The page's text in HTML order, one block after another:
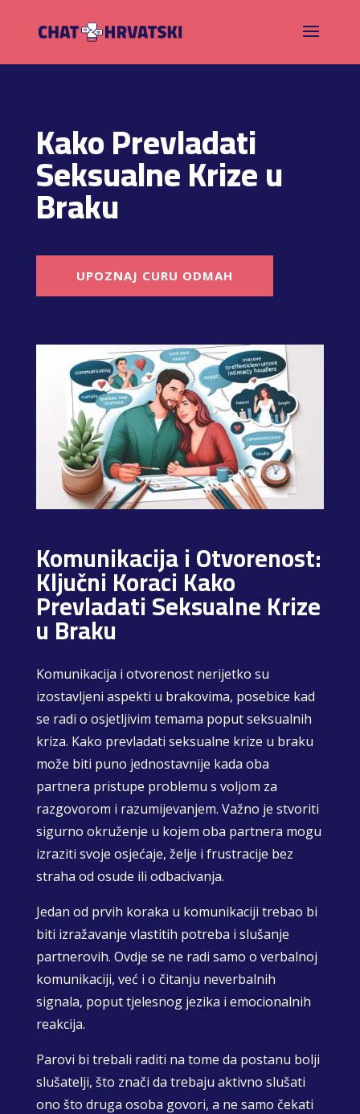
Kako Prevladati
Seksualne Krize u
Braku
UPOZNAJ CURU ODMAH
Komunikacija i Otvorenost:
Ključni Koraci Kako
Prevladati Seksualne Krize
u Braku
Komunikacija i otvorenost nerijetko su
izostavljeni aspekti u brakovima, posebice kad
se radi o osjetljivim temama poput seksualnih
kriza. Kako prevladati seksualne krize u braku
može biti puno jednostavnije kada oba
partnera pristupe problemu s voljom za
razgovorom i razumijevanjem. Važno je stvoriti
sigurno okruženje u kojem oba partnera mogu
izraziti svoje osjećaje, želje i frustracije bez
straha od osude ili odbacivanja.
Jedan od prvih koraka u komunikaciji trebao bi
biti izražavanje vlastitih potreba i slušanje
partnerovih. Ovdje se ne radi samo o verbalnoj
komunikaciji, već i o čitanju neverbalnih
signala, poput tjelesnog jezika i emocionalnih
reakcija.
Parovi bi trebali raditi na tome da postanu bolji
slušatelji, što znači da trebaju aktivno slušati
ono što druga osoba govori, a ne samo čekati